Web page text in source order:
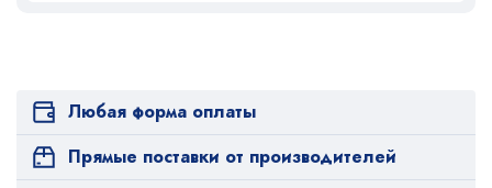
Любая форма оплаты
Прямые поставки от производителей